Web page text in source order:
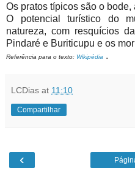
Os pratos típicos são o
O potencial turístico do
natureza, com resquícios
Pindaré e Buriticupu e os
Referência para o texto: Wikipédia .
LCDias at 11:10
Compartilhar
‹